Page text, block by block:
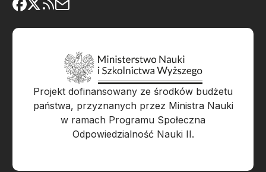
Projekt dofinansowany ze środków budżetu
państwa, przyznanych przez Ministra Nauki
w ramach Programu Społeczna
Odpowiedzialność Nauki II.